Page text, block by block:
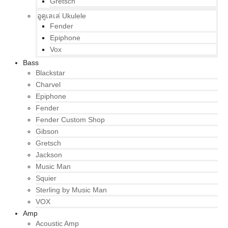
อูคูเลเล่ Ukulele
Fender
Epiphone
Vox
Bass
Blackstar
Charvel
Epiphone
Fender
Fender Custom Shop
Gibson
Gretsch
Jackson
Music Man
Squier
Sterling by Music Man
VOX
Amp
Acoustic Amp